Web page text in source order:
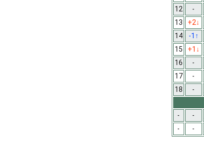
12
-
13
+2↓
14
-1 ↑
15
+1 ↓
16
-
17
-
18
-
-
-
-
-